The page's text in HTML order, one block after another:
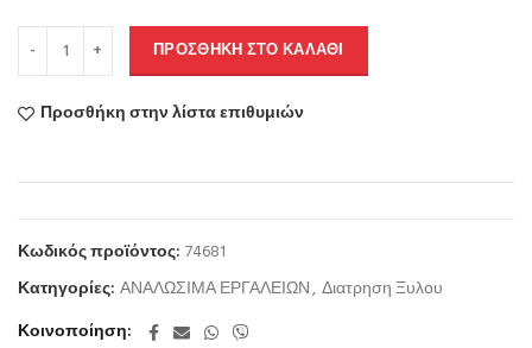
ΠΡΟΣΘΉΚΗ ΣΤΟ ΚΑΛΆΘΙ
Προσθήκη στην λίστα επιθυμιών
Κωδικός προϊόντος: 74681
Κατηγορίες: ΑΝΑΛΩΣΙΜΑ ΕΡΓΑΛΕΙΩΝ, Διατρηση Ξυλου
Κοινοποίηση